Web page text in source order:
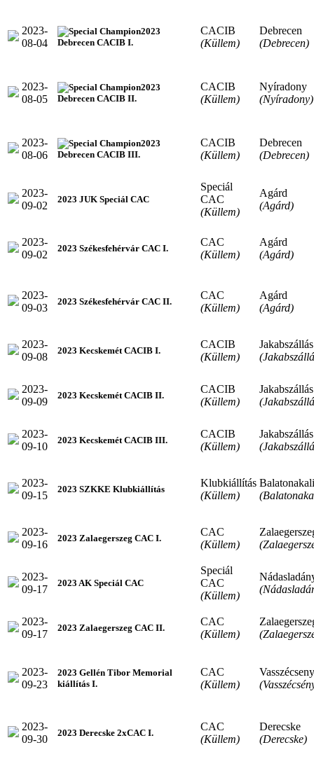
2023-
08-04
2023
Debrecen CACIB I.
CACIB
(Küllem)
Debrecen
(Debrecen)
2023-
08-05
2023
Debrecen CACIB II.
CACIB
(Küllem)
Nyíradony
(Nyíradony)
2023-
08-06
2023
Debrecen CACIB III.
CACIB
(Küllem)
Debrecen
(Debrecen)
2023-
09-02
2023 JUK Speciál CAC
Speciál
CAC
(Küllem)
Agárd
(Agárd)
2023-
09-02
2023 Székesfehérvár CAC I.
CAC
(Küllem)
Agárd
(Agárd)
2023-
09-03
2023 Székesfehérvár CAC II.
CAC
(Küllem)
Agárd
(Agárd)
2023-
09-08
2023 Kecskemét CACIB I.
CACIB
(Küllem)
Jakabszállás
2023-
09-09
2023 Kecskemét CACIB II.
CACIB
(Küllem)
Jakabszállás
2023-
09-10
2023 Kecskemét CACIB III.
CACIB
(Küllem)
Jakabszállás
2023-
09-15
2023 SZKKE Klubkiállítás
Klubkiállítás
(Küllem)
Balatonakali
2023-
09-16
2023 Zalaegerszeg CAC I.
CAC
(Küllem)
2023-
09-17
2023 AK Speciál CAC
Speciál
CAC
(Küllem)
2023-
09-17
2023 Zalaegerszeg CAC II.
CAC
(Küllem)
2023-
09-23
2023 Gellén Tibor Memorial
kiállítás I.
CAC
(Küllem)
Vasszécseny
2023-
09-30
2023 Derecske 2xCAC I.
CAC
(Küllem)
Derecske
(Derecske)